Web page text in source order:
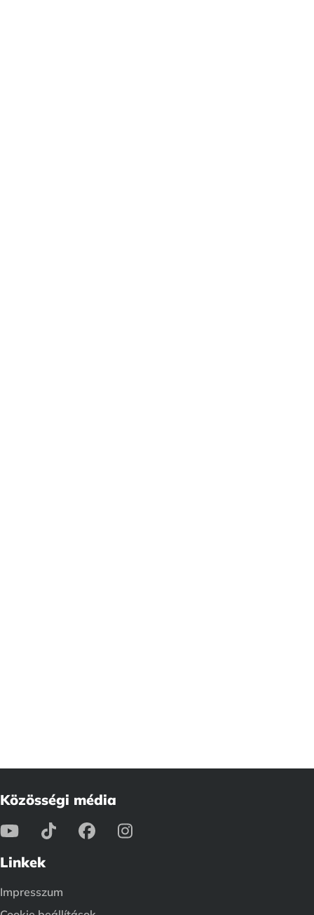
Közösségi média
Linkek
Impresszum